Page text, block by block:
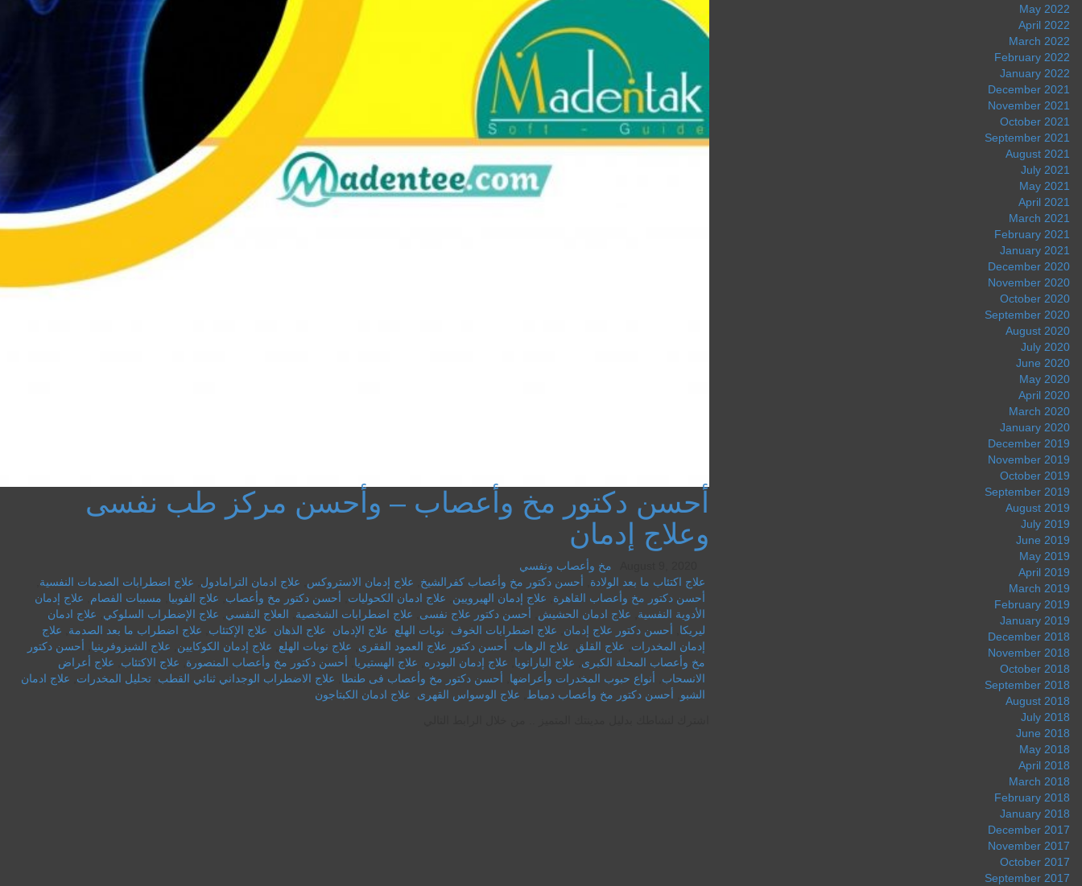
أحسن دكتور مخ وأعصاب – وأحسن مركز طب نفسى
وعلاج إدمان
مخ وأعصاب ونفسي
علاج اكتئاب ما بعد الولادة
أحسن دكتور مخ وأعصاب كفرالشيخ علاج إدمان الاستروكس علاج ادمان الترامادول علاج اضطرابات الصدمات النفسية
أحسن دكتور مخ وأعصاب القاهرة
علاج إدمان الهيرويين علاج ادمان الكحوليات أحسن دكتور مخ وأعصاب علاج الفوبيا مسببات الفصام
علاج إدمان
الأدوية النفسية
علاج ادمان الحشيش أحسن دكتور علاج نفسى علاج اضطرابات الشخصية العلاج النفسي علاج الإضطراب السلوكي
علاج ادمان
ليريكا
أحسن دكتور علاج إدمان علاج اضطرابات الخوف نوبات الهلع علاج الإدمان علاج الذهان علاج الإكتئاب علاج اضطراب ما بعد الصدمة
علاج
إدمان المخدرات
علاج القلق علاج الرهاب أحسن دكتور علاج العمود الفقرى علاج نوبات الهلع علاج إدمان الكوكايين علاج الشيزوفرينيا
أحسن دكتور
مخ وأعصاب المحلة الكبرى
علاج البارانويا علاج إدمان البودره علاج الهستيريا أحسن دكتور مخ وأعصاب المنصورة علاج الاكتئاب
علاج أعراض
الانسحاب
أنواع حبوب المخدرات وأعراضها أحسن دكتور مخ وأعصاب فى طنطا علاج الاضطراب الوجداني ثنائي القطب تحليل المخدرات
علاج ادمان
الشبو
أحسن دكتور مخ وأعصاب دمياط علاج الوسواس القهرى
علاج ادمان الكبتاجون
May 2022
April 2022
March 2022
February 2022
January 2022
December 2021
November 2021
October 2021
September 2021
August 2021
July 2021
May 2021
April 2021
March 2021
February 2021
January 2021
December 2020
November 2020
October 2020
September 2020
August 2020
July 2020
June 2020
May 2020
April 2020
March 2020
January 2020
December 2019
November 2019
October 2019
September 2019
August 2019
July 2019
June 2019
May 2019
April 2019
March 2019
February 2019
January 2019
December 2018
November 2018
October 2018
September 2018
August 2018
July 2018
June 2018
May 2018
April 2018
March 2018
February 2018
January 2018
December 2017
November 2017
October 2017
September 2017